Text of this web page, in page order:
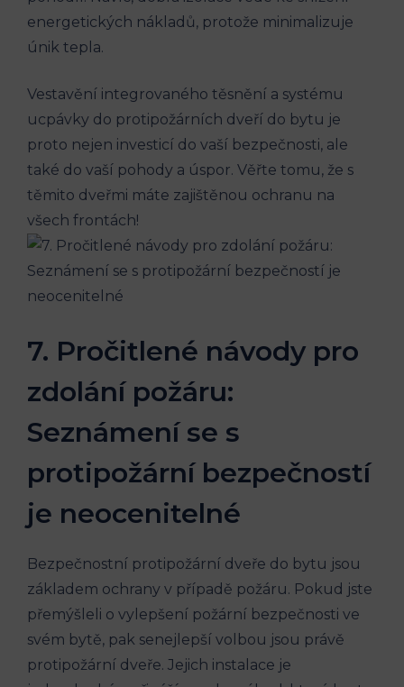
energetických nákladů, protože minimalizuje
únik tepla.
Vestavění integrovaného těsnění a systému
ucpávky do protipožárních dveří do bytu je
proto nejen investicí do vaší bezpečnosti, ale
také do vaší pohody a úspor. Věřte tomu, že s
těmito dveřmi máte zajištěnou ochranu na
všech frontách!
7. Pročitlené návody pro
zdolání požáru:
Seznámení se s
protipožární bezpečností
je neocenitelné
Bezpečnostní protipožární dveře do bytu jsou
základem ochrany v případě požáru. Pokud jste
přemýšleli o vylepšení požární bezpečnosti ve
svém bytě, pak senejlepší volbou jsou právě
protipožární dveře. Jejich instalace je